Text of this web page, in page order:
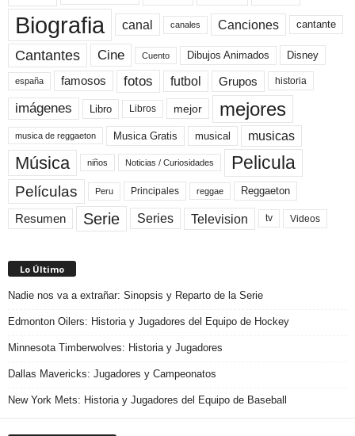
Biografia canal canales Canciones cantante
Cantantes Cine Cuento Dibujos Animados Disney
españa famosos fotos futbol Grupos historia
imágenes Libro Libros mejor mejores
musica de reggaeton Musica Gratis musical musicas
Música niños Noticias / Curiosidades Pelicula
Películas Peru Principales reggae Reggaeton
Resumen Serie Series Television tv Videos
Lo Último
Nadie nos va a extrañar: Sinopsis y Reparto de la Serie
Edmonton Oilers: Historia y Jugadores del Equipo de Hockey
Minnesota Timberwolves: Historia y Jugadores
Dallas Mavericks: Jugadores y Campeonatos
New York Mets: Historia y Jugadores del Equipo de Baseball